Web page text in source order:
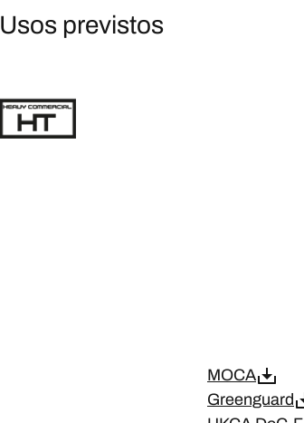
Usos previstos
MOCA
Greenguard